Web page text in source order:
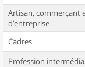
Artisan, commerçant
d’entreprise
Cadres
Profession